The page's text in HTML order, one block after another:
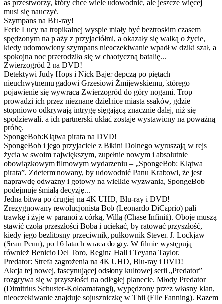
as przestworzy, który chce wiele udowodnić, ale jeszcze więcej
musi się nauczyć.
Szympans na Blu-ray!
Ferie Lucy na tropikalnej wyspie miały być beztroskim czasem
spędzonym na plaży z przyjaciółmi, a okazały się walką o życie,
kiedy udomowiony szympans nieoczekiwanie wpadł w dziki szał, a
spokojna noc przerodziła się w chaotyczną batalię...
Zwierzogród 2 na DVD!
Detektywi Judy Hops i Nick Bajer depczą po piętach
nieuchwytnemu gadowi Grzesiowi Żmijewskiemu, którego
pojawienie się wywraca Zwierzogród do góry nogami. Trop
prowadzi ich przez nieznane dzielnice miasta ssaków, gdzie
stopniowo odkrywają intrygę sięgającą znacznie dalej, niż się
spodziewali, a ich partnerski układ zostaje wystawiony na poważną
próbę.
SpongeBob:Klątwa pirata na DVD!
SpongeBob i jego przyjaciele z Bikini Dolnego wyruszają w rejs
życia w swoim największym, zupełnie nowym i absolutnie
obowiązkowym filmowym wydarzeniu – „SpongeBob: Klątwa
pirata”. Zdeterminowany, by udowodnić Panu Krabowi, że jest
naprawdę odważny i gotowy na wielkie wyzwania, SpongeBob
podejmuje śmiałą decyzję...
Jedna bitwa po drugiej na 4K UHD, Blu-ray i DVD!
Zrezygnowany rewolucjonista Bob (Leonardo DiCaprio) pali
trawkę i żyje w paranoi z córką, Willą (Chase Infiniti). Oboje muszą
stawić czoła przeszłości Boba i uciekać, by ratować przyszłość,
kiedy jego bezlitosny przeciwnik, pułkownik Steven J. Lockjaw
(Sean Penn), po 16 latach wraca do gry. W filmie występują
również Benicio Del Toro, Regina Hall i Teyana Taylor.
Predator: Strefa zagrożenia na 4K UHD, Blu-ray i DVD!
Akcja tej nowej, fascynującej odsłony kultowej serii „Predator”
rozgrywa się w przyszłości na odległej planecie. Młody Predator
(Dimitrius Schuster-Koloamatangi), wypędzony przez własny klan,
nieoczekiwanie znajduje sojuszniczkę w Thii (Elle Fanning). Razem